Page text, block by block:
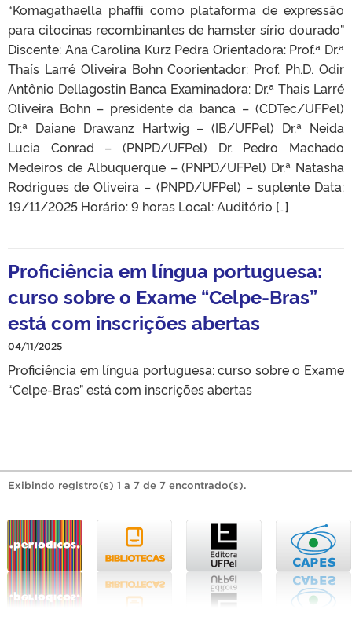
“Komagathaella phaffii como plataforma de expressão
para citocinas recombinantes de hamster sírio dourado”
Discente: Ana Carolina Kurz Pedra Orientadora: Prof.ª Dr.ª
Thaís Larré Oliveira Bohn Coorientador: Prof. Ph.D. Odir
Antônio Dellagostin Banca Examinadora: Dr.ª Thais Larré
Oliveira Bohn – presidente da banca – (CDTec/UFPel)
Dr.ª Daiane Drawanz Hartwig – (IB/UFPel) Dr.ª Neida
Lucia Conrad – (PNPD/UFPel) Dr. Pedro Machado
Medeiros de Albuquerque – (PNPD/UFPel) Dr.ª Natasha
Rodrigues de Oliveira – (PNPD/UFPel) – suplente Data:
19/11/2025 Horário: 9 horas Local: Auditório […]
Proficiência em língua portuguesa:
curso sobre o Exame “Celpe-Bras”
está com inscrições abertas
04/11/2025
Proficiência em língua portuguesa: curso sobre o Exame
“Celpe-Bras” está com inscrições abertas
Exibindo registro(s) 1 a 7 de 7 encontrado(s).